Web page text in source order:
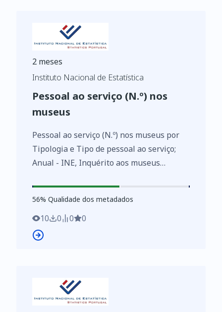
2 meses
Instituto Nacional de Estatística
Pessoal ao serviço (N.º) nos
museus
Pessoal ao serviço (N.º) nos museus por
Tipologia e Tipo de pessoal ao serviço;
Anual - INE, Inquérito aos museus
56%
56% Qualidade dos metadados
10 0 0 0